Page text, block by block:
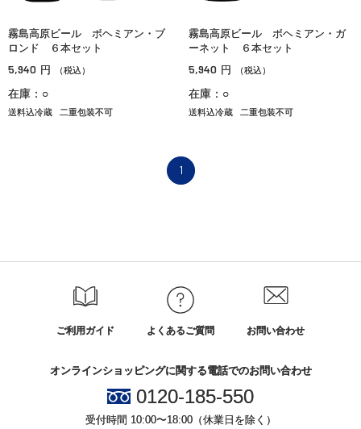
霧島高原ビール ボヘミアン・ブ
ロンド ６本セット
5,940 円 （税込）
在庫：○
送料込冷蔵 二重包装不可
霧島高原ビール ボヘミアン・ガ
ーネット ６本セット
5,940 円 （税込）
在庫：○
送料込冷蔵 二重包装不可
1
ご利用ガイド よくあるご質問 お問い合わせ
オンラインショッピングに関する電話でのお問い合わせ
0120-185-550
受付時間 10:00〜18:00（休業日を除く）